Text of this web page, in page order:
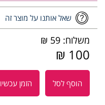
שאל אותנו על מוצר זה
משלוח: 59 ₪
100 ₪
הוסף לסל הזמן עכשיו